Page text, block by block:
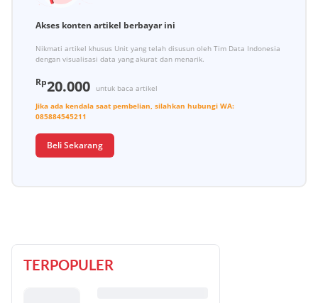
Akses konten artikel berbayar ini
Nikmati artikel khusus Unit yang telah disusun oleh Tim Data Indonesia
dengan visualisasi data yang akurat dan menarik.
Rp20.000
untuk baca artikel
Jika ada kendala saat pembelian, silahkan hubungi WA:
085884545211
Beli Sekarang
TERPOPULER